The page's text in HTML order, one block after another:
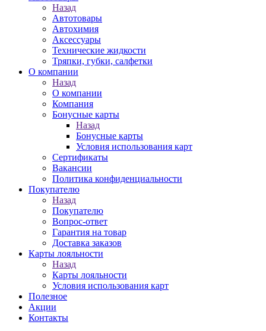
Назад
Автотовары
Автохимия
Аксессуары
Технические жидкости
Тряпки, губки, салфетки
О компании
Назад
О компании
Компания
Бонусные карты
Назад
Бонусные карты
Условия использования карт
Сертификаты
Вакансии
Политика конфиденциальности
Покупателю
Назад
Покупателю
Вопрос-ответ
Гарантия на товар
Доставка заказов
Карты лояльности
Назад
Карты лояльности
Условия использования карт
Полезное
Акции
Контакты